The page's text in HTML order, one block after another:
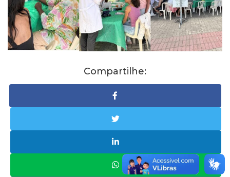
Compartilhe: